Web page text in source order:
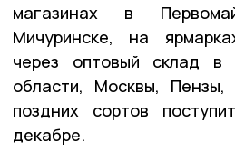
магазинах в
Мичуринске, на
через оптовый склад в
области, Москвы, Пензы,
поздних сортов
декабре.